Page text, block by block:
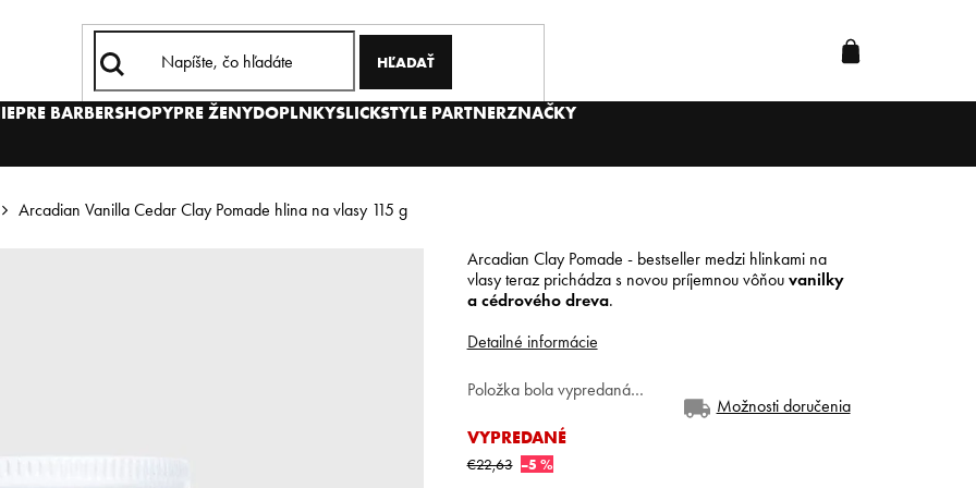
HĽADAŤ
PRE BARBERSHOPYPRE ŽENYDOPLNKYSLICKSTYLE PARTNERZNAČKY
Arcadian Vanilla Cedar Clay Pomade hlina na vlasy 115 g
€22,63 –5 %
VYPREDANÉ
Možnosti doručenia
Položka bola vypredaná…
Arcadian Clay Pomade - bestseller medzi hlinkami na
vlasy teraz prichádza s novou príjemnou vôňou vanilky
a cédrového dreva.
Detailné informácie